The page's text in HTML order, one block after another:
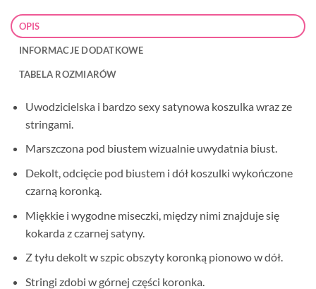
OPIS
INFORMACJE DODATKOWE
TABELA ROZMIARÓW
Uwodzicielska i bardzo sexy satynowa koszulka wraz ze
stringami.
Marszczona pod biustem wizualnie uwydatnia biust.
Dekolt, odcięcie pod biustem i dół koszulki wykończone
czarną koronką.
Miękkie i wygodne miseczki, między nimi znajduje się
kokarda z czarnej satyny.
Z tyłu dekolt w szpic obszyty koronką pionowo w dół.
Stringi zdobi w górnej części koronka.